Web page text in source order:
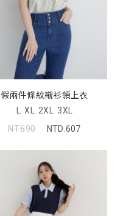
假兩件條紋襯衫領上衣
L XL 2XL 3XL
NT.690
NTD.607